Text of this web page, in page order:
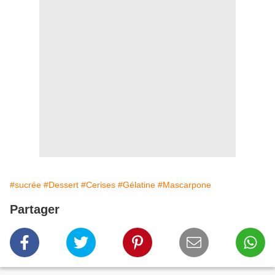
#sucrée #Dessert #Cerises #Gélatine #Mascarpone
Partager